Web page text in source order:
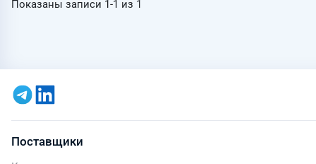
Показаны записи 1-1 из 1
Поставщики